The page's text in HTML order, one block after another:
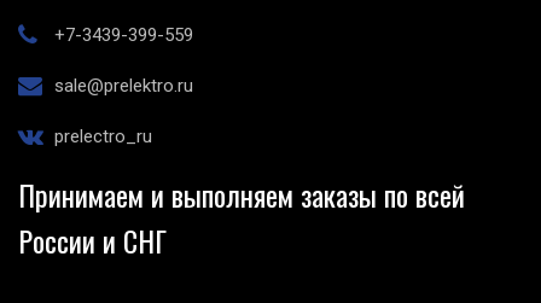
+7-3439-399-559
sale@prelektro.ru
prelectro_ru
Принимаем и выполняем заказы по всей
России и СНГ